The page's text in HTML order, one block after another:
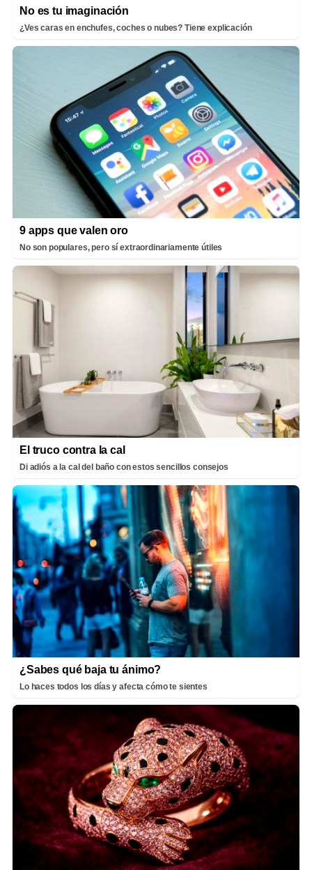
No es tu imaginación
¿Ves caras en enchufes, coches o nubes? Tiene explicación
9 apps que valen oro
No son populares, pero sí extraordinariamente útiles
El truco contra la cal
Di adiós a la cal del baño con estos sencillos consejos
¿Sabes qué baja tu ánimo?
Lo haces todos los días y afecta cómo te sientes